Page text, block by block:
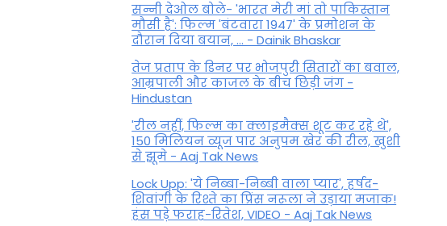
सन्नी देओल बोले- 'भारत मेरी मां तो पाकिस्तान
मौसी है': फिल्म 'बंटवारा 1947' के प्रमोशन के
दौरान दिया बयान, ... - Dainik Bhaskar
तेज प्रताप के डिनर पर भोजपुरी सितारों का बवाल,
आम्रपाली और काजल के बीच छिड़ी जंग -
Hindustan
'रील नहीं, फिल्म का क्लाइमैक्स शूट कर रहे थे',
150 मिलियन व्यूज पार अनुपम खेर की रील, खुशी
से झूमे - Aaj Tak News
Lock Upp: 'ये निब्बा-निब्बी वाला प्यार', हर्षद-
शिवांगी के रिश्ते का प्रिंस नरूला ने उड़ाया मजाक!
हंस पड़े फराह-रितेश, VIDEO - Aaj Tak News